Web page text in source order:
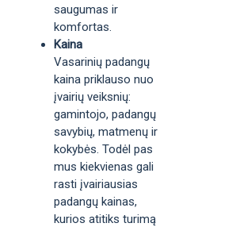
saugumas ir
komfortas.
Kaina
Vasarinių padangų
kaina priklauso nuo
įvairių veiksnių:
gamintojo, padangų
savybių, matmenų ir
kokybės. Todėl pas
mus kiekvienas gali
rasti įvairiausias
padangų kainas,
kurios atitiks turimą